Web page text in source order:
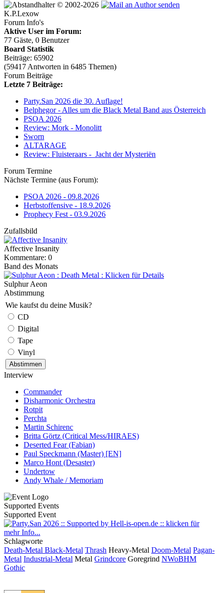
© 2002-2026
K.P.Lexow
Forum Info's
Aktive User im Forum:
77 Gäste, 0 Benutzer
Board Statistik
Beiträge: 65902
(59417 Antworten in 6485 Themen)
Forum Beiträge
Letzte 7 Beiträge:
Party.San 2026 die 30. Auflage!
Belphegor - Alles um die Black Metal Band aus Österreich
PSOA 2026
Review: Mork - Monolitt
Sworn
ALTARAGE
Review: Fluisteraars - Jacht der Mysteriën
Forum Termine
Nächste Termine (aus Forum):
PSOA 2026 - 09.8.2026
Herbstoffensive - 18.9.2026
Prophecy Fest - 03.9.2026
Zufallsbild
Affective Insanity
Kommentare: 0
Band des Monats
Sulphur Aeon
Abstimmung
Wie kaufst du deine Musik?
CD
Digital
Tape
Vinyl
Interview
Commander
Disharmonic Orchestra
Rotpit
Perchta
Martin Schirenc
Britta Görtz (Critical Mess/HIRAES)
Deserted Fear (Fabian)
Paul Speckmann (Master) [EN]
Marco Hont (Desaster)
Undertow
Andy Whale / Memoriam
Supported Events
Supported Event
Schlagworte
Death-Metal Black-Metal Thrash Heavy-Metal Doom-Metal Pagan-
Metal Industrial-Metal Metal Grindcore Goregrind NWoBHM
Gothic